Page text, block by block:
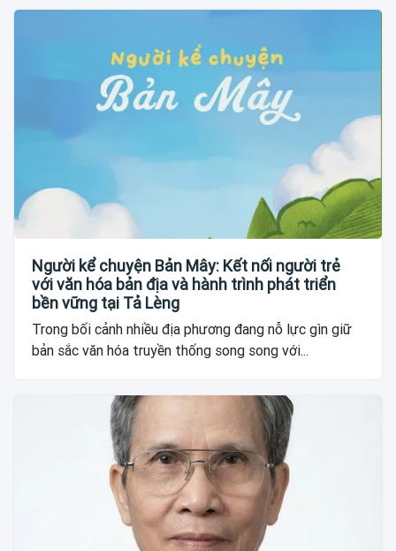
Người kể chuyện Bản Mây: Kết nối người trẻ
với văn hóa bản địa và hành trình phát triển
bền vững tại Tả Lèng
Trong bối cảnh nhiều địa phương đang nỗ lực gìn giữ
bản sắc văn hóa truyền thống song song với...